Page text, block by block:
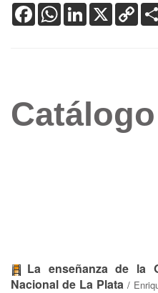
FacebookWhatsApp
LinkedIn
X
Link
Catálogo
La enseñanza de la
Nacional de La Plata /